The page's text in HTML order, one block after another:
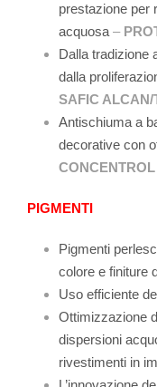
prestazione per
acquosa –
Dalla tradizione
dalla
SAFIC ALCAN/
Antischiuma a
decorative con
CONCENTROL
PIGMENTI
Pigmenti
colore e finiture
Uso efficiente
Ottimizzazione
dispersioni
rivestimenti in